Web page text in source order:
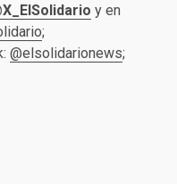
y en
;
@elsolidarionews;